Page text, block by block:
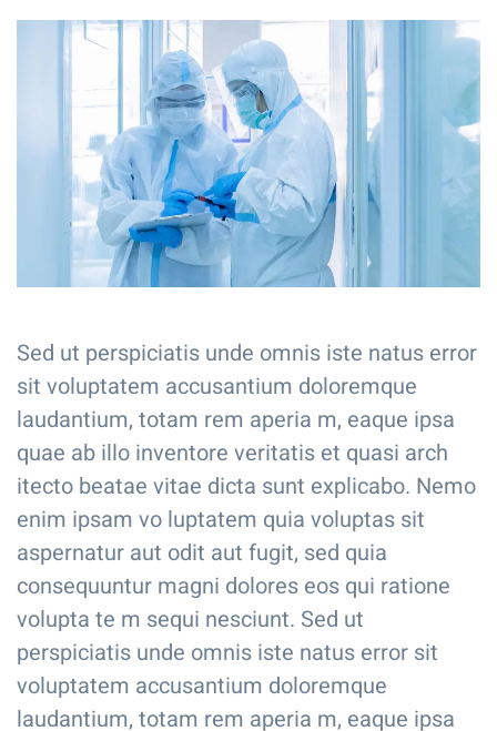
Sed ut perspiciatis unde omnis iste natus error
sit voluptatem accusantium doloremque
laudantium, totam rem aperia m, eaque ipsa
quae ab illo inventore veritatis et quasi arch
itecto beatae vitae dicta sunt explicabo. Nemo
enim ipsam vo luptatem quia voluptas sit
aspernatur aut odit aut fugit, sed quia
consequuntur magni dolores eos qui ratione
volupta te m sequi nesciunt. Sed ut
perspiciatis unde omnis iste natus error sit
voluptatem accusantium doloremque
laudantium, totam rem aperia m, eaque ipsa